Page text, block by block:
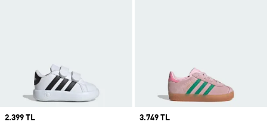
Price
2.399 TL
Price
3.749 TL